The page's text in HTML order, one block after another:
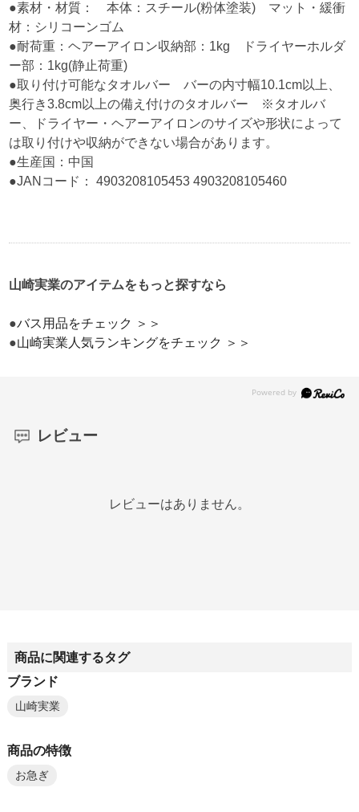
●素材・材質： 本体：スチール(粉体塗装) マット・緩衝
材：シリコーンゴム
●耐荷重：ヘアーアイロン収納部：1kg ドライヤーホルダ
ー部：1kg(静止荷重)
●取り付け可能なタオルバー バーの内寸幅10.1cm以上、
奥行き3.8cm以上の備え付けのタオルバー ※タオルバ
ー、ドライヤー・ヘアーアイロンのサイズや形状によって
は取り付けや収納ができない場合があります。
●生産国：中国
●JANコード： 4903208105453 4903208105460
山崎実業のアイテムをもっと探すなら
●バス用品をチェック ＞＞
●山崎実業人気ランキングをチェック ＞＞
レビュー
レビューはありません。
商品に関連するタグ
ブランド
山崎実業
商品の特徴
お急ぎ